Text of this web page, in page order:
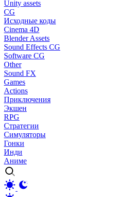
Unity assets
CG
Исходные коды
Cinema 4D
Blender Assets
Sound Effects CG
Software CG
Other
Sound FX
Games
Actions
Приключения
Экшен
RPG
Стратегии
Симуляторы
Гонки
Инди
Аниме